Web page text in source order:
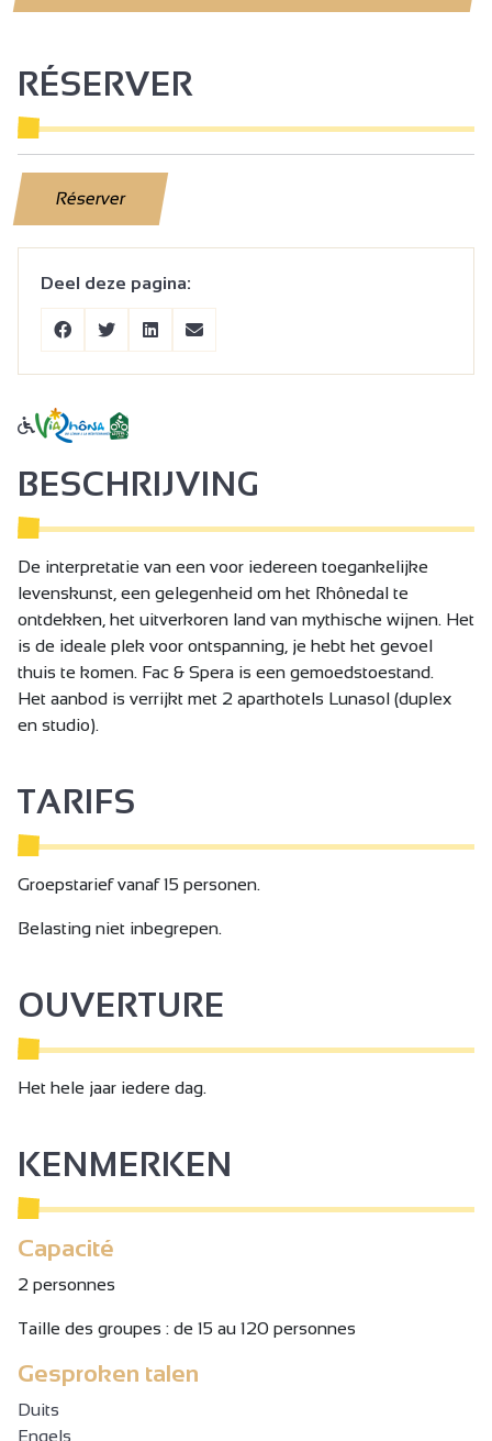
RÉSERVER
Réserver
Deel deze pagina:
BESCHRIJVING
De interpretatie van een voor iedereen toegankelijke
levenskunst, een gelegenheid om het Rhônedal te
ontdekken, het uitverkoren land van mythische wijnen. Het
is de ideale plek voor ontspanning, je hebt het gevoel
thuis te komen. Fac & Spera is een gemoedstoestand.
Het aanbod is verrijkt met 2 aparthotels Lunasol (duplex
en studio).
TARIFS
Groepstarief vanaf 15 personen.
Belasting niet inbegrepen.
OUVERTURE
Het hele jaar iedere dag.
KENMERKEN
Capacité
2 personnes
Taille des groupes : de 15 au 120 personnes
Gesproken talen
Duits
Engels